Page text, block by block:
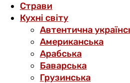
Страви
Кухні світу
Автентична
Американська
Арабська
Баварська
Грузинська